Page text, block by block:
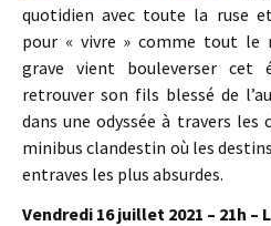
quotidien avec toute la ruse
pour « vivre » comme tout le
grave vient bouleverser cet
retrouver son fils blessé de
dans une odyssée à travers les
minibus clandestin où les
entraves les plus absurdes.
Vendredi 16 juillet 2021 – 21h –